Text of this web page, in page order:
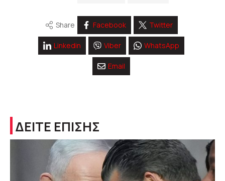
Share Facebook Twitter
Linkedin Viber WhatsApp
Email
ΔΕΙΤΕ ΕΠΙΣΗΣ